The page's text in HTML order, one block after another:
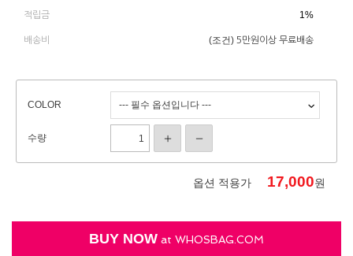
적립금 1%
배송비 (조건) 5만원이상 무료배송
COLOR
수량
옵션 적용가 17,000원
BUY NOW at WHOSBAG.COM